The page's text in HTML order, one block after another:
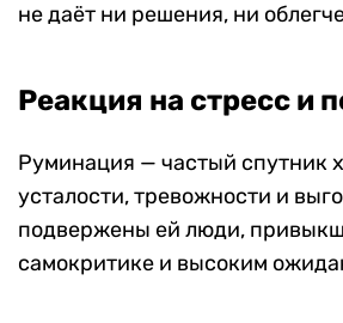
не даёт ни решения, ни
Реакция на стресс и
Руминация — частый спутник
усталости, тревожности и
подвержены ей люди,
самокритике и высоким